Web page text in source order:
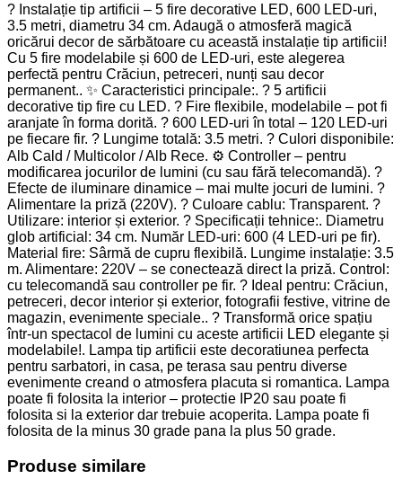
? Instalație tip artificii – 5 fire decorative LED, 600 LED-uri,
3.5 metri, diametru 34 cm. Adaugă o atmosferă magică
oricărui decor de sărbătoare cu această instalație tip artificii!
Cu 5 fire modelabile și 600 de LED-uri, este alegerea
perfectă pentru Crăciun, petreceri, nunți sau decor
permanent.. ✨ Caracteristici principale:. ? 5 artificii
decorative tip fire cu LED. ? Fire flexibile, modelabile – pot fi
aranjate în forma dorită. ? 600 LED-uri în total – 120 LED-uri
pe fiecare fir. ? Lungime totală: 3.5 metri. ? Culori disponibile:
Alb Cald / Multicolor / Alb Rece. ⚙️ Controller – pentru
modificarea jocurilor de lumini (cu sau fără telecomandă). ?
Efecte de iluminare dinamice – mai multe jocuri de lumini. ?
Alimentare la priză (220V). ? Culoare cablu: Transparent. ?
Utilizare: interior și exterior. ? Specificații tehnice:. Diametru
glob artificial: 34 cm. Număr LED-uri: 600 (4 LED-uri pe fir).
Material fire: Sârmă de cupru flexibilă. Lungime instalație: 3.5
m. Alimentare: 220V – se conectează direct la priză. Control:
cu telecomandă sau controller pe fir. ? Ideal pentru: Crăciun,
petreceri, decor interior și exterior, fotografii festive, vitrine de
magazin, evenimente speciale.. ? Transformă orice spațiu
într-un spectacol de lumini cu aceste artificii LED elegante și
modelabile!. Lampa tip artificii este decoratiunea perfecta
pentru sarbatori, in casa, pe terasa sau pentru diverse
evenimente creand o atmosfera placuta si romantica. Lampa
poate fi folosita la interior – protectie IP20 sau poate fi
folosita si la exterior dar trebuie acoperita. Lampa poate fi
folosita de la minus 30 grade pana la plus 50 grade.
Produse similare